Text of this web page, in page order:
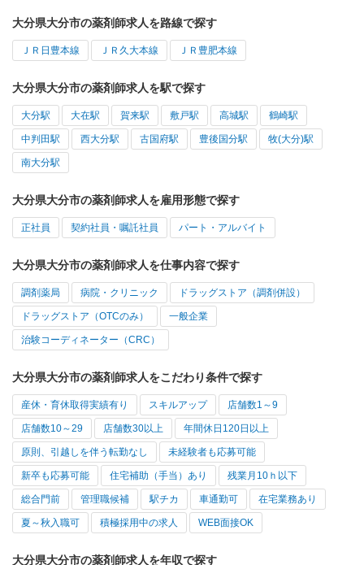
大分県大分市の薬剤師求人を路線で探す
ＪＲ日豊本線 ＪＲ久大本線 ＪＲ豊肥本線
大分県大分市の薬剤師求人を駅で探す
大分駅 大在駅 賀来駅 敷戸駅 高城駅 鶴崎駅
中判田駅 西大分駅 古国府駅 豊後国分駅 牧(大分)駅
南大分駅
大分県大分市の薬剤師求人を雇用形態で探す
正社員 契約社員・嘱託社員 パート・アルバイト
大分県大分市の薬剤師求人を仕事内容で探す
調剤薬局 病院・クリニック ドラッグストア（調剤併設）
ドラッグストア（OTCのみ） 一般企業
治験コーディネーター（CRC）
大分県大分市の薬剤師求人をこだわり条件で探す
産休・育休取得実績有り スキルアップ 店舗数1～9
店舗数10～29 店舗数30以上 年間休日120日以上
原則、引越しを伴う転勤なし 未経験者も応募可能
新卒も応募可能 住宅補助（手当）あり 残業月10ｈ以下
総合門前 管理職候補 駅チカ 車通勤可 在宅業務あり
夏～秋入職可 積極採用中の求人 WEB面接OK
大分県大分市の薬剤師求人を年収で探す